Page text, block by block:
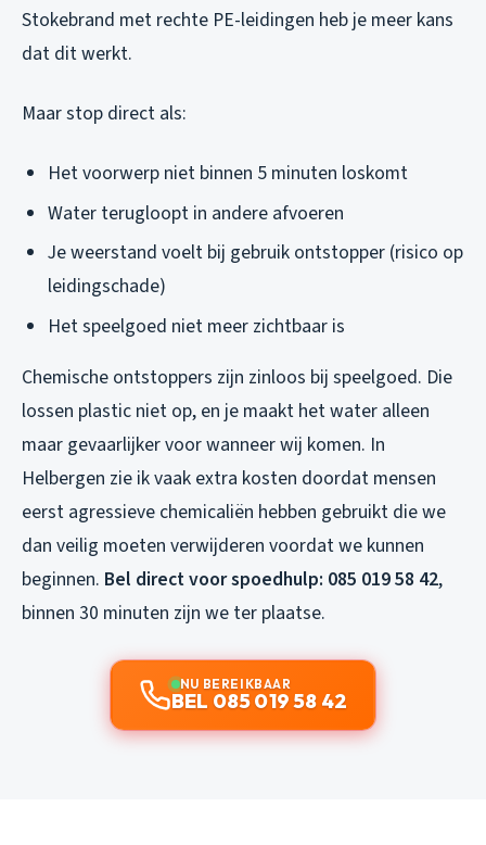
Stokebrand met rechte PE-leidingen heb je meer kans
dat dit werkt.
Maar stop direct als:
Het voorwerp niet binnen 5 minuten loskomt
Water terugloopt in andere afvoeren
Je weerstand voelt bij gebruik ontstopper (risico op
leidingschade)
Het speelgoed niet meer zichtbaar is
Chemische ontstoppers zijn zinloos bij speelgoed. Die
lossen plastic niet op, en je maakt het water alleen
maar gevaarlijker voor wanneer wij komen. In
Helbergen zie ik vaak extra kosten doordat mensen
eerst agressieve chemicaliën hebben gebruikt die we
dan veilig moeten verwijderen voordat we kunnen
beginnen. Bel direct voor spoedhulp: 085 019 58 42,
binnen 30 minuten zijn we ter plaatse.
NU BEREIKBAAR
BEL 085 019 58 42